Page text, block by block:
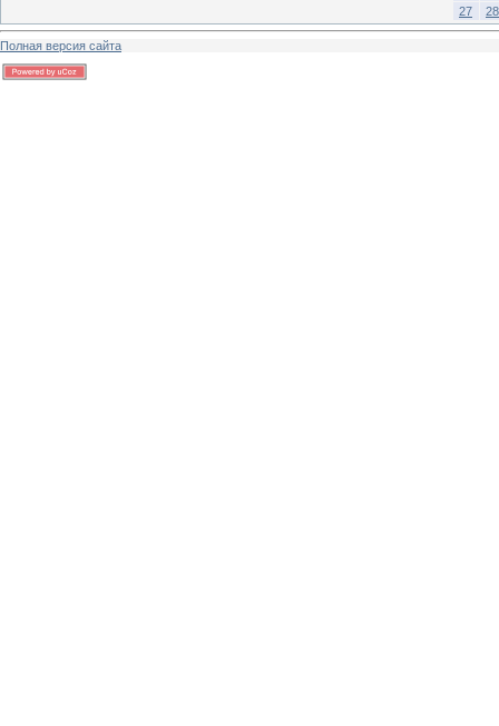
27
28
Полная версия сайта